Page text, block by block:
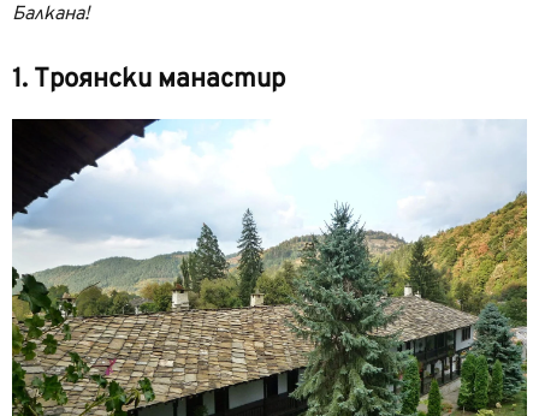
Балкана!
1. Троянски манастир